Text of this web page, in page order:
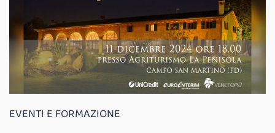
EVENTI E FORMAZIONE